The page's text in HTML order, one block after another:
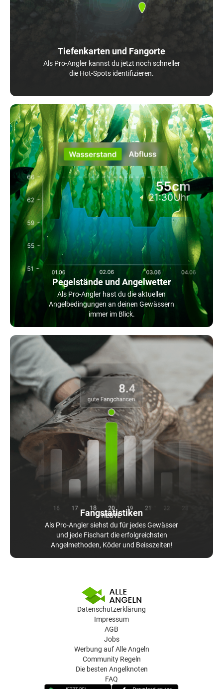
Tiefenkarten und Fangorte
Als Pro-Angler kannst du jetzt noch schneller
die Hot-Spots identifizieren.
Pegelstände und Angelwetter
Als Pro-Angler hast du die aktuellen
Angelbedingungen an deinen Gewässern
immer im Blick.
Fangstatistiken
Als Pro-Angler siehst du für jedes Gewässer
und jede Fischart die erfolgreichsten
Angelmethoden, Köder und Beisszeiten!
Datenschutzerklärung
Impressum
AGB
Jobs
Werbung auf Alle Angeln
Community Regeln
Die besten Angelknoten
FAQ